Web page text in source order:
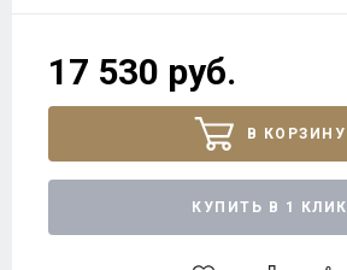
17 530 руб.
В КОРЗИНУ
КУПИТЬ В 1 КЛИК